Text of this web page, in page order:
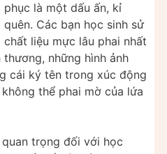
là một dấu ấn, kỉ
Các bạn học sinh sử
liệu mực lâu phai nhất
những hình ảnh
cái ký tên trong xúc động
thể phai mờ của lứa
trọng đối với học